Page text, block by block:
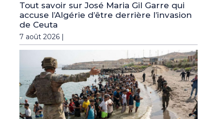
Tout savoir sur José Maria Gil Garre qui
accuse l’Algérie d’être derrière l’invasion
de Ceuta
7 août 2026 |